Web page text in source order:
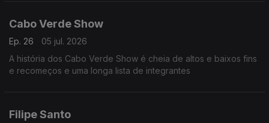
Cabo Verde Show
Ep. 26
05 jul. 2026
A história dos Cabo Verde Show é cheia de altos e baixos fins
e recomeços e uma longa lista de integrantes
Filipe Santo